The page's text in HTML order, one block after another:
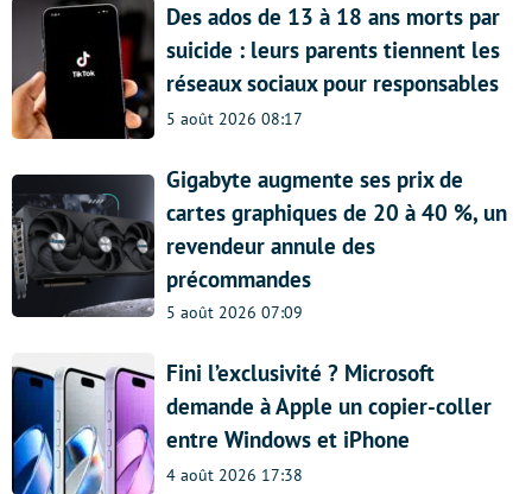
Des ados de 13 à 18 ans morts par
suicide : leurs parents tiennent les
réseaux sociaux pour responsables
5 août 2026 08:17
Gigabyte augmente ses prix de
cartes graphiques de 20 à 40 %, un
revendeur annule des
précommandes
5 août 2026 07:09
Fini l’exclusivité ? Microsoft
demande à Apple un copier-coller
entre Windows et iPhone
4 août 2026 17:38